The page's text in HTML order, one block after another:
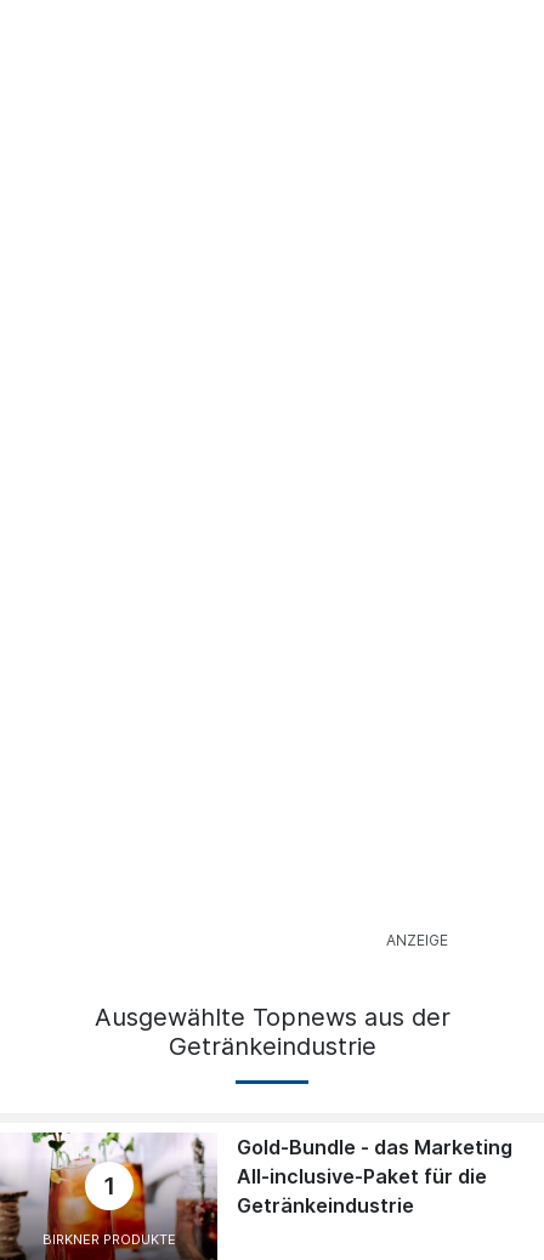
Ausgewählte Topnews aus der
Getränkeindustrie
1
BIRKNER PRODUKTE
Gold-Bundle - das Marketing
All-inclusive-Paket für die
Getränkeindustrie